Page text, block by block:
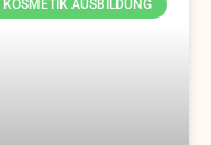
KOSMETIK AUSBILDUNG